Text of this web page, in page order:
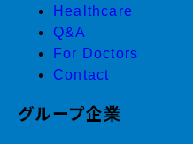
Healthcare
Q&A
For Doctors
Contact
グループ企業